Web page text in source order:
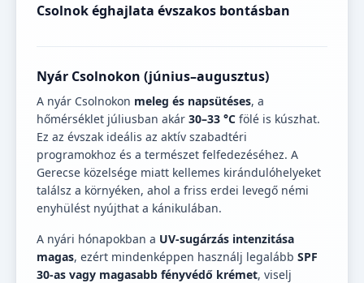
Csolnok éghajlata évszakos bontásban
Nyár Csolnokon (június–augusztus)
A nyár Csolnokon meleg és napsütéses, a
hőmérséklet júliusban akár 30–33 °C fölé is kúszhat.
Ez az évszak ideális az aktív szabadtéri
programokhoz és a természet felfedezéséhez. A
Gerecse közelsége miatt kellemes kirándulóhelyeket
találsz a környéken, ahol a friss erdei levegő némi
enyhülést nyújthat a kánikulában.
A nyári hónapokban a UV-sugárzás intenzitása
magas, ezért mindenképpen használj legalább SPF
30-as vagy magasabb fényvédő krémet, viselj